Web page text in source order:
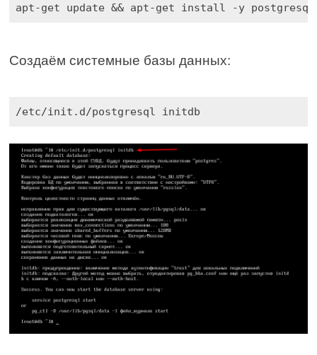
apt-get update && apt-get install -y
Создаём системные базы данных:
/etc/init.d/postgresql initdb